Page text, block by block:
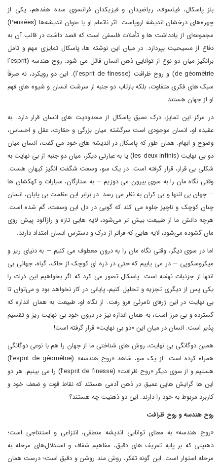
بلز پاسکال، فیلسوف، ریاضیدان و فیزیکدان فرانسوی سده هفدهم، یکی از
چهره‌های درخشان اندیشه اروپاست. اثر ناتمام او با عنوان اندیشه‌ها (Pensées)
مجموعه‌ای از یادداشت ها و تأملات فلسفی است که قصد داشت در قالب آن به
دفاع از مسیحیت بپردازد. در میان این نوشته ها، پاسکال تمایزی مهم و تامل
برانگیز میان دو نوع از توانایی ذهن انسان قائل می شود: روح هندسه (l’esprit
de géométrie) و روح ظرافت (l’esprit de finesse). این دو رویکرد، نه صرفاً
سبک های فکری متفاوت، بلکه بازتاب دو جنبه از سرشت انسان و شیوه های فهم
او از جهان هستند.
در مرکز این تمایز، درک عمیق پاسکال از محدودیت های انسان قرار دارد. به
عقیده او، انسان موجودی است سرگشته میان بزرگی و حقارت، عقل و احساس،
وضوح و ابهام. همان طور که پاسکال در اندیشه های خود می گفت، انسان میان
دو بی نهایت (les deux infinis) یا به عبارتی دیگر، میان دو جنبه از بی نهایت به
شکلی بی قرار، قرار گرفته است. در یک سو، وسعت شگفت انگیز کیهان هست.
وقتی نگاه مان را به سوی بیرون می دوزیم — به ستارگان، سیارات و کهکشان ها
— جهان بی انتها و بی کران به نظر می رسد. در برابر این عظمت بی پایان، انسان
چنان کوچک و ناچیز جلوه می کند که گویی در دل این وسعت، گم شده است.
هرچه دانش ما از طبیعت بیش تر می‌شود، لایه هایی تازه و رازآلود پیش روی
مان گشوده می‌شود، لایه هایی که فراتر از درک و دسترس انسان امتداد دارند.
اما در سوی دیگر، وقتی نگاه مان را به درون معطوف می کنیم — به دنیای ریز و
میکروسکوپی — در می یابیم که حتی در ذره ای کوچک از خاک، گیاه، جهانی بی
انتها از جزئیات نهفته است. پاسکال تصور می کرد که اگر بخواهیم این ذرات را
یکی پس از دیگری تجزیه و تحلیل کنیم، پایانی در کار نخواهد بود و می‌توان تا
بی نهایت در این ژرفای نامرئی فرو رفت. از نگاه او، طبیعت به همان اندازه که
گسترده و بی مرز است، به همان اندازه نیز در درون خود بی نهایت ریز و تقسیم
پذیر است. انسان در میان این «دو بی نهایت» قرار گرفته است!
همین دوگانگی بی نهایت، روش های شناختی ما از جهان را هم با نوعی دوگانگی
همراه کرده است. از یک سو، شاهد «روح هندسه» (l’esprit de géométrie)
هستیم و از سوی دیگر «روح ظرافت» (l’esprit de finesse) را می بینیم. هر دو
این ها گرایش هایی عمیق در ذهن آدمی هستند که نقاط قوت و ضعف خود و
کاربرد مربوط به خود را دارند. این دو ذهنیت چه هستند؟
روح هندسه و روح ظرافت
«روح هندسه» به معنای توانایی اندیشه منطقی، انتزاعی و استنتاجی است؛
ذهنیتی که بر پایه تعریف های دقیق، مفاهیم شفاف و استدلال‌های مرحله به
مرحله استوار است. این گونه تفکر، روش مند روشن و دقیق است؛ درست همان